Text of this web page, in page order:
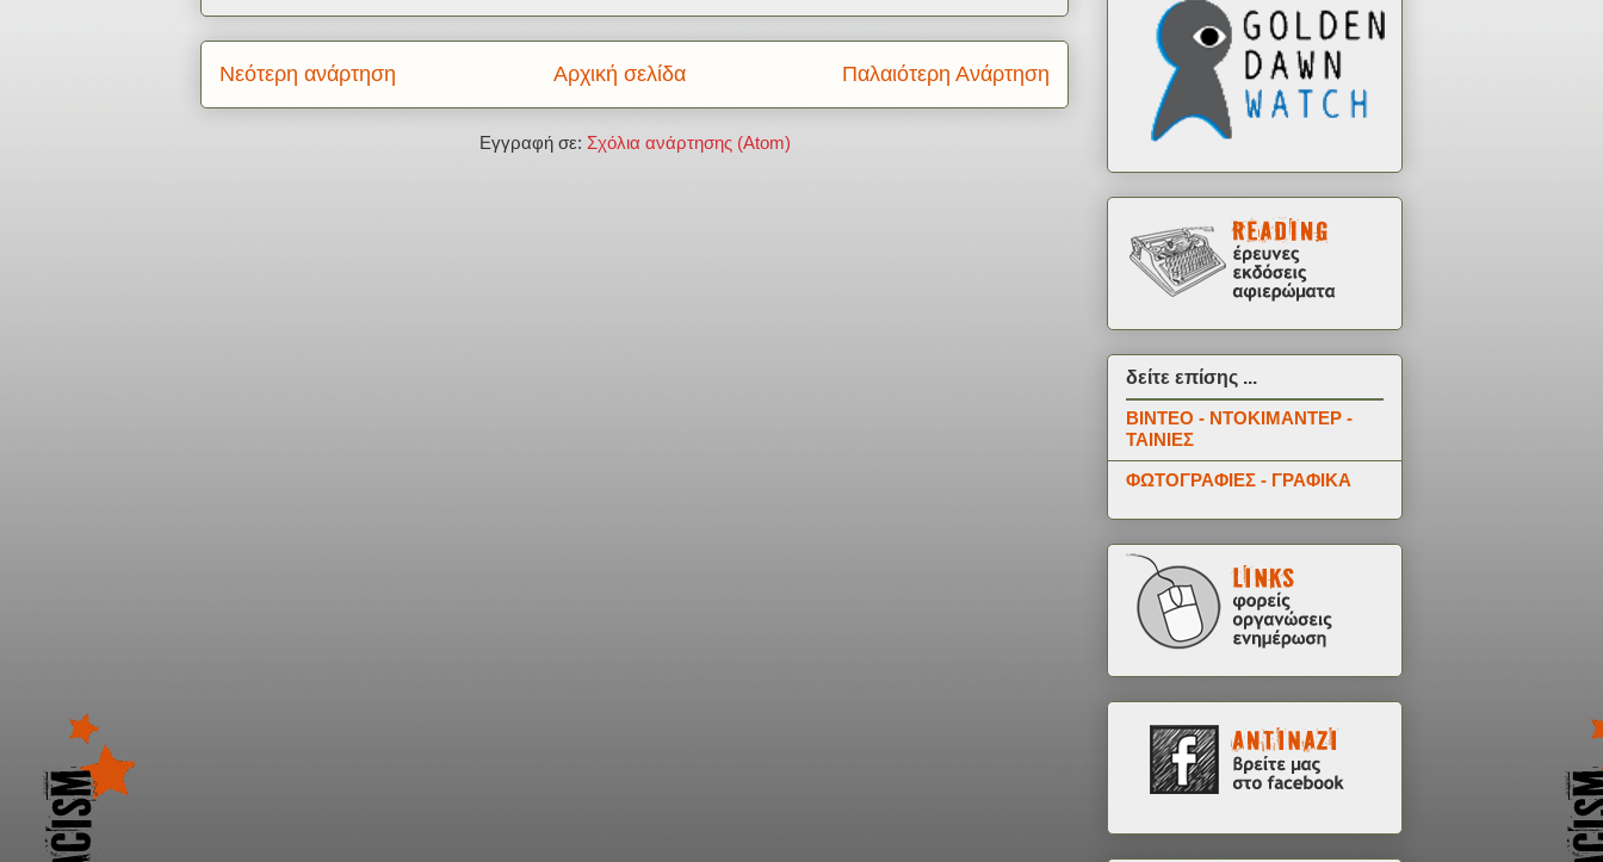
Νεότερη ανάρτηση Παλαιότερη Ανάρτηση
Αρχική σελίδα
Εγγραφή σε: Σχόλια ανάρτησης (Atom)
δείτε επίσης ...
ΒΙΝΤΕΟ - ΝΤΟΚΙΜΑΝΤΕΡ -
ΤΑΙΝΙΕΣ
ΦΩΤΟΓΡΑΦΙΕΣ - ΓΡΑΦΙΚΑ